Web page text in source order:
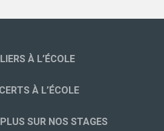
À L’ÉCOLE
À L’ÉCOLE
SUR NOS STAGES